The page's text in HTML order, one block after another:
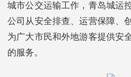
城市公交运输工作，青岛城运
公司从安全排查、运营保障、
为广大市民和外地游客提供安
的服务。